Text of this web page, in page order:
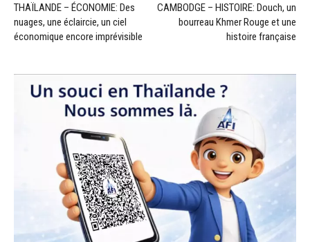
THAÏLANDE – ÉCONOMIE: Des
nuages, une éclaircie, un ciel
économique encore imprévisible
CAMBODGE – HISTOIRE: Douch, un
bourreau Khmer Rouge et une
histoire française